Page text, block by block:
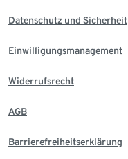
Datenschutz und Sicherheit
Einwilligungsmanagement
Widerrufsrecht
AGB
Barrierefreiheitserklärung